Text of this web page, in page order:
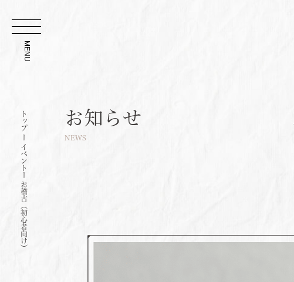
MENU
トップ
ー
イベント
ー
お稽古（初心者向け）
お知らせ
NEWS